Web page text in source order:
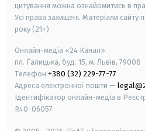
цитування можна ознайомитись в
Усі права захищені. Матеріали сайту
року (21+)
Онлайн-медіа «24 Канал»
пл. Галицька, буд. 15, м. Львів, 79008
Телефон +380 (32) 229-77-77
Адреса електронної пошти —
Ідентифікатор онлайн-медіа в
R40-06057